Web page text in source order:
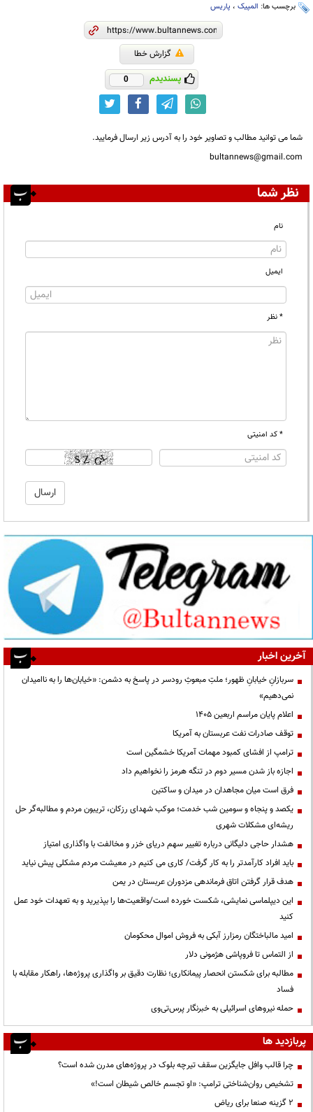
برچسب ها: المپیک ، پاریس
گزارش خطا
پسندیدم 0
شما می توانید مطالب و تصاویر خود را به آدرس زیر ارسال فرمایید.
bultannews@gmail.com
نظر شما
نام
ایمیل
* نظر
* کد امنیتی
آخرین اخبار
سربازانِ خیابانِ ظهور؛ ملتِ مبعوثِ رودسر در پاسخ به دشمن: «خیابان‌ها را به ناامیدان
نمی‌دهیم»
اعلام پایان مراسم اربعین ۱۴۰۵
توقف صادرات نفت عربستان به آمریکا
ترامپ از افشای کمبود مهمات آمریکا خشمگین است
اجازه باز شدن مسیر دوم در تنگه هرمز را نخواهیم داد
فرق است میان مجاهدان در میدان و ساکتین
یکصد و پنجاه و سومین شب خدمت؛ موکب شهدای رزکان، تریبون مردم و مطالبه‌گر حل
ریشه‌ای مشکلات شهری
هشدار حاجی دلیگانی درباره تغییر سهم دریای خزر و مخالفت با واگذاری امتیاز
باید افراد کارآمدتر را به کار گرفت/ کاری می کنیم در معیشت مردم مشکلی پیش نیاید
هدف قرار گرفتن اتاق‌ فرماندهی مزدوران عربستان در یمن
این دیپلماسی نمایشی، شکست خورده است/واقعیت‌ها را بپذیرید و به تعهدات خود عمل
کنید
امید مالباختگان رمزارز آبکی به فروش اموال محکومان
از التماس تا فروپاشی هژمونی دلار
مطالبه برای شکستن انحصار پیمانکاری؛ نظارت دقیق بر واگذاری پروژه‌ها، راهکار مقابله با
فساد
حمله نیروهای اسرائیلی به خبرنگار پرس‌تی‌وی
پربازدید ها
چرا قالب وافل جایگزین سقف تیرچه بلوک در پروژه‌های مدرن شده است؟
تشخیص روان‌شناختی ترامپ: «او تجسم خالص شیطان است!»
۲ گزینه صنعا برای ریاض